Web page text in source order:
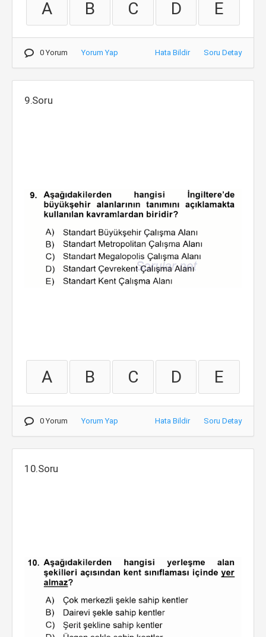
A B C D E
0 Yorum Yorum Yap Hata Bildir Soru Detay
9.Soru
A B C D E
0 Yorum Yorum Yap Hata Bildir Soru Detay
10.Soru